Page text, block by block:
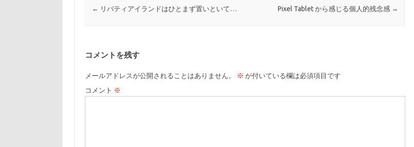
← リバティアイランドはひとまず置いといて… Pixel Tablet から感じる個人的残念感 →
コメントを残す
メールアドレスが公開されることはありません。 ※ が付いている欄は必須項目です
コメント ※